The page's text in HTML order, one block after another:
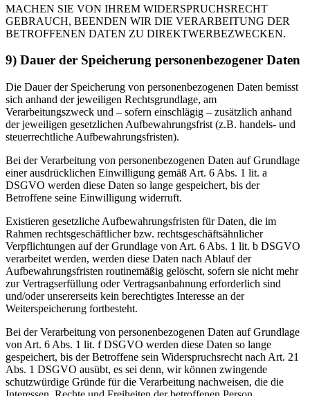
MACHEN SIE VON IHREM WIDERSPRUCHSRECHT
GEBRAUCH, BEENDEN WIR DIE VERARBEITUNG DER
BETROFFENEN DATEN ZU DIREKTWERBEZWECKEN.
9) Dauer der Speicherung personenbezogener Daten
Die Dauer der Speicherung von personenbezogenen Daten bemisst
sich anhand der jeweiligen Rechtsgrundlage, am
Verarbeitungszweck und – sofern einschlägig – zusätzlich anhand
der jeweiligen gesetzlichen Aufbewahrungsfrist (z.B. handels- und
steuerrechtliche Aufbewahrungsfristen).
Bei der Verarbeitung von personenbezogenen Daten auf Grundlage
einer ausdrücklichen Einwilligung gemäß Art. 6 Abs. 1 lit. a
DSGVO werden diese Daten so lange gespeichert, bis der
Betroffene seine Einwilligung widerruft.
Existieren gesetzliche Aufbewahrungsfristen für Daten, die im
Rahmen rechtsgeschäftlicher bzw. rechtsgeschäftsähnlicher
Verpflichtungen auf der Grundlage von Art. 6 Abs. 1 lit. b DSGVO
verarbeitet werden, werden diese Daten nach Ablauf der
Aufbewahrungsfristen routinemäßig gelöscht, sofern sie nicht mehr
zur Vertragserfüllung oder Vertragsanbahnung erforderlich sind
und/oder unsererseits kein berechtigtes Interesse an der
Weiterspeicherung fortbesteht.
Bei der Verarbeitung von personenbezogenen Daten auf Grundlage
von Art. 6 Abs. 1 lit. f DSGVO werden diese Daten so lange
gespeichert, bis der Betroffene sein Widerspruchsrecht nach Art. 21
Abs. 1 DSGVO ausübt, es sei denn, wir können zwingende
schutzwürdige Gründe für die Verarbeitung nachweisen, die die